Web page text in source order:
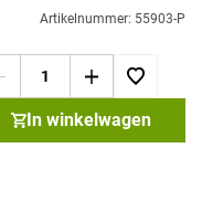
Artikelnummer: 55903-P
In winkelwagen